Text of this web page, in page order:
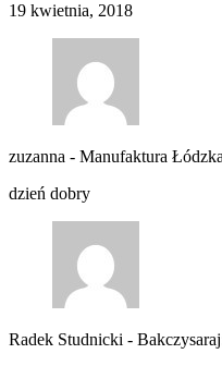
19 kwietnia, 2018
zuzanna - Manufaktura Łódzka
dzień dobry
Radek Studnicki -